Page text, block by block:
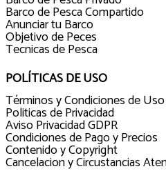
Barco de Pesca Compartido
Anunciar tu Barco
Objetivo de Peces
Tecnicas de Pesca
POLÍTICAS DE USO
Términos y Condiciones de Uso
Politicas de Privacidad
Aviso Privacidad GDPR
Condiciones de Pago y Precios
Contenido y Copyright
Cancelacion y Circustancias